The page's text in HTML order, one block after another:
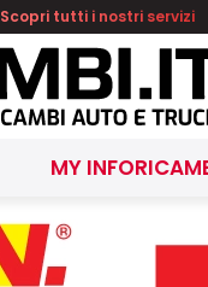
Scopri tutti i nostri servizi
MY